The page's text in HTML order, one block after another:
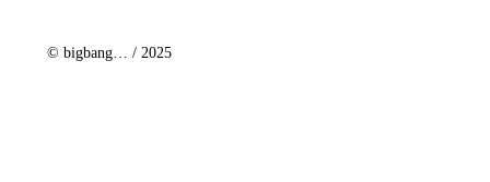
© bigbang… / 2025